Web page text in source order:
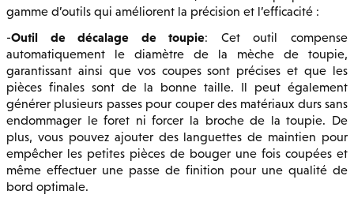
gamme d’outils qui améliorent la précision et l’efficacité :
-Outil de décalage de toupie: Cet outil compense
automatiquement le diamètre de la mèche de toupie,
garantissant ainsi que vos coupes sont précises et que les
pièces finales sont de la bonne taille. Il peut également
générer plusieurs passes pour couper des matériaux durs sans
endommager le foret ni forcer la broche de la toupie. De
plus, vous pouvez ajouter des languettes de maintien pour
empêcher les petites pièces de bouger une fois coupées et
même effectuer une passe de finition pour une qualité de
bord optimale.